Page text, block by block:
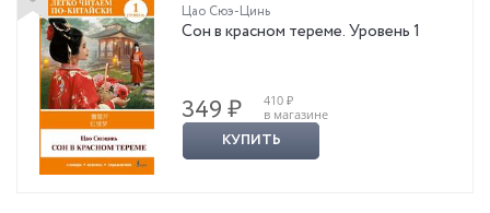
Цао Сюэ-Цинь
Сон в красном тереме. Уровень 1
349 ₽
410 ₽
в магазине
КУПИТЬ